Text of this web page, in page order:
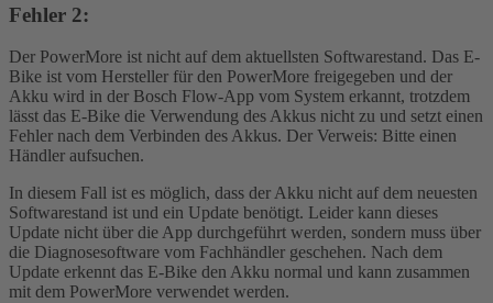
Fehler 2:
Der PowerMore ist nicht auf dem aktuellsten Softwarestand. Das E-
Bike ist vom Hersteller für den PowerMore freigegeben und der
Akku wird in der Bosch Flow-App vom System erkannt, trotzdem
lässt das E-Bike die Verwendung des Akkus nicht zu und setzt einen
Fehler nach dem Verbinden des Akkus. Der Verweis: Bitte einen
Händler aufsuchen.
In diesem Fall ist es möglich, dass der Akku nicht auf dem neuesten
Softwarestand ist und ein Update benötigt. Leider kann dieses
Update nicht über die App durchgeführt werden, sondern muss über
die Diagnosesoftware vom Fachhändler geschehen. Nach dem
Update erkennt das E-Bike den Akku normal und kann zusammen
mit dem PowerMore verwendet werden.